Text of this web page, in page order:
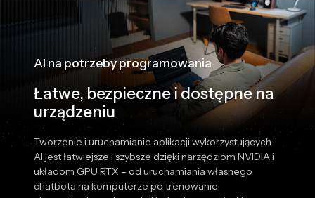
AI na potrzeby programowania
Łatwe, bezpieczne i dostępne na
urządzeniu
Tworzenie i uruchamianie aplikacji wykorzystujących
AI jest łatwiejsze i szybsze dzięki narzędziom NVIDIA i
układom GPU RTX – od uruchamiania własnego
chatbota na komputerze po trenowanie